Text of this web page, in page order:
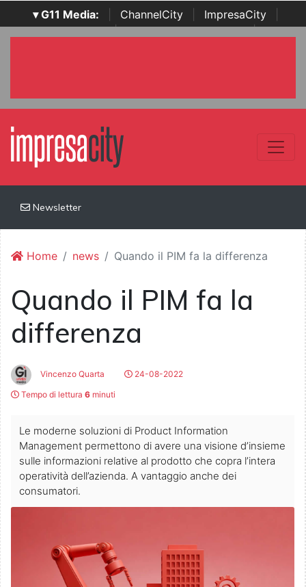
▾ G11 Media: ChannelCity ImpresaCity
SecurityOpenLab | Italian Channel Awards | Italian
Newsletter
Home news Quando il PIM fa la differenza
Quando il PIM fa la
differenza
Vincenzo Quarta
24-08-2022
Tempo di lettura 6 minuti
Le moderne soluzioni di Product Information
Management permettono di avere una visione d’insieme
sulle informazioni relative al prodotto che copra l’intera
operatività dell’azienda. A vantaggio anche dei
consumatori.